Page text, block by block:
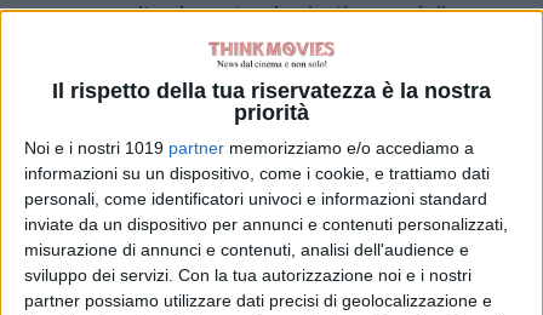
Il rispetto della tua riservatezza è la nostra
priorità
Noi e i nostri 1019 partner memorizziamo e/o accediamo a
informazioni su un dispositivo, come i cookie, e trattiamo dati
personali, come identificatori univoci e informazioni standard
inviate da un dispositivo per annunci e contenuti personalizzati,
misurazione di annunci e contenuti, analisi dell'audience e
sviluppo dei servizi. Con la tua autorizzazione noi e i nostri
partner possiamo utilizzare dati precisi di geolocalizzazione e
a volte viveva tra rimpianti e sensi di
– aveva dichiarato la regista –
“Alla fine ho scoperto che il mio
personale senso di colpa,
naturalmente legato a quello di mia
madre, mi impediva di creare una
storia simile. Quando però, due anni
fa, ho deciso di ambientarla in un
hotel inquietante e misterioso,
qualcosa è cambiato: ho capito che i